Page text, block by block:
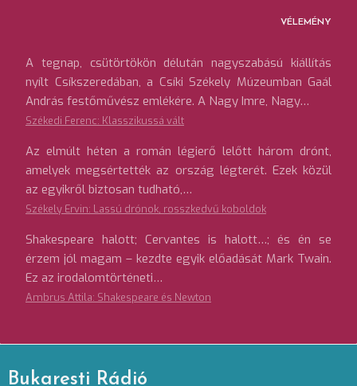
VÉLEMÉNY
A tegnap, csütörtökön délután nagyszabású kiállítás
nyílt Csíkszeredában, a Csíki Székely Múzeumban Gaál
András festőművész emlékére. A Nagy Imre, Nagy…
Székedi Ferenc: Klasszikussá vált
Az elmúlt héten a román légierő lelőtt három drónt,
amelyek megsértették az ország légterét. Ezek közül
az egyikről biztosan tudható,…
Székely Ervin: Lassú drónok, rosszkedvű koboldok
Shakespeare halott; Cervantes is halott…; és én se
érzem jól magam – kezdte egyik előadását Mark Twain.
Ez az irodalomtörténeti…
Ambrus Attila: Shakespeare és Newton
Bukaresti Rádió